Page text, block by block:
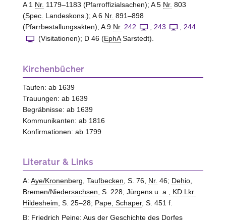
A 1 Nr. 1179–1183 (Pfarroffizialsachen); A 5 Nr. 803
(Spec. Landeskons.); A 6 Nr. 891–898
(Pfarrbestallungsakten); A 9 Nr. 242 , 243 , 244
(Visitationen); D 46 (EphASarstedt).
Kirchenbücher
Taufen: ab 1639
Trauungen: ab 1639
Begräbnisse: ab 1639
Kommunikanten: ab 1816
Konfirmationen: ab 1799
Literatur & Links
A: Aye/Kronenberg, Taufbecken , S. 76, Nr. 46; Dehio,
Bremen/Niedersachsen , S. 228; Jürgens u. a., KD Lkr.
Hildesheim , S. 25–28; Pape, Schaper, S. 451 f.
B: Friedrich Peine: Aus der Geschichte des Dorfes